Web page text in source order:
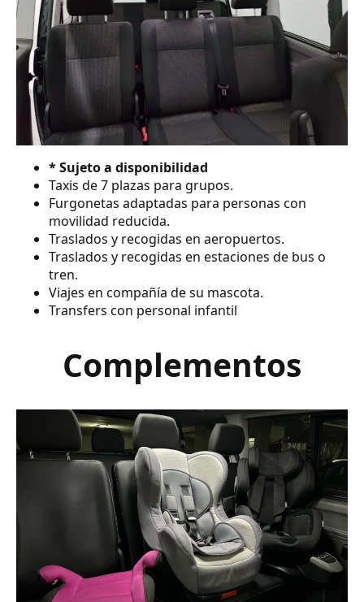
* Sujeto a disponibilidad
Taxis de 7 plazas para grupos.
Furgonetas adaptadas para personas con
movilidad reducida.
Traslados y recogidas en aeropuertos.
Traslados y recogidas en estaciones de bus o
tren.
Viajes en compañía de su mascota.
Transfers con personal infantil
Complementos